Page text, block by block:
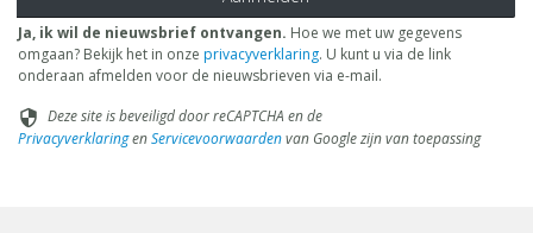
Ja, ik wil de nieuwsbrief ontvangen. Hoe we met uw gegevens
omgaan? Bekijk het in onze privacyverklaring. U kunt u via de link
onderaan afmelden voor de nieuwsbrieven via e-mail.
security Deze site is beveiligd door reCAPTCHA en de
PrivacyverklaringenServicevoorwaardenvan Google zijn van toepassing